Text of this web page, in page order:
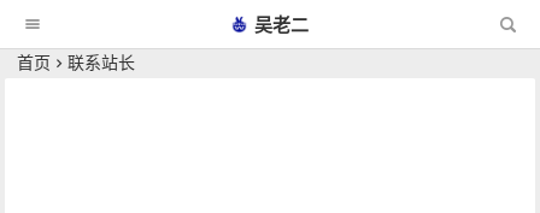
吴老二
首页 联系站长